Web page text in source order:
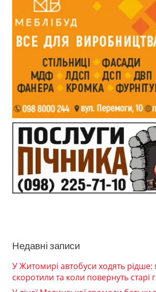
Недавні записи
У Житомирі автобуси ходять рідше:
скоротили та коли повернуть старі